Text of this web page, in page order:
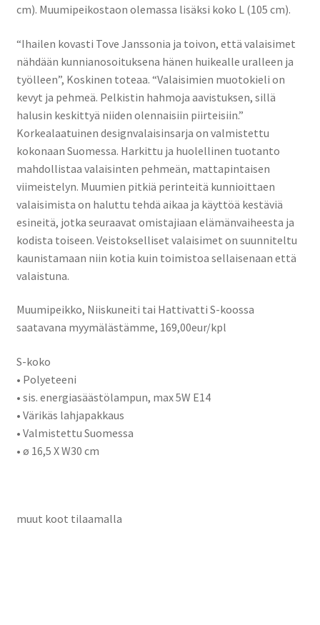
cm). Muumipeikostaon olemassa lisäksi koko L (105 cm).
“Ihailen kovasti Tove Janssonia ja toivon, että valaisimet
nähdään kunnianosoituksena hänen huikealle uralleen ja
työlleen”, Koskinen toteaa. “Valaisimien muotokieli on
kevyt ja pehmeä. Pelkistin hahmoja aavistuksen, sillä
halusin keskittyä niiden olennaisiin piirteisiin.”
Korkealaatuinen designvalaisinsarja on valmistettu
kokonaan Suomessa. Harkittu ja huolellinen tuotanto
mahdollistaa valaisinten pehmeän, mattapintaisen
viimeistelyn. Muumien pitkiä perinteitä kunnioittaen
valaisimista on haluttu tehdä aikaa ja käyttöä kestäviä
esineitä, jotka seuraavat omistajiaan elämänvaiheesta ja
kodista toiseen. Veistokselliset valaisimet on suunniteltu
kaunistamaan niin kotia kuin toimistoa sellaisenaan että
valaistuna.
Muumipeikko, Niiskuneiti tai Hattivatti S-koossa
saatavana myymälästämme, 169,00eur/kpl
S-koko
• Polyeteeni
• sis. energiasäästölampun, max 5W E14
• Värikäs lahjapakkaus
• Valmistettu Suomessa
• ø 16,5 X W30 cm
muut koot tilaamalla